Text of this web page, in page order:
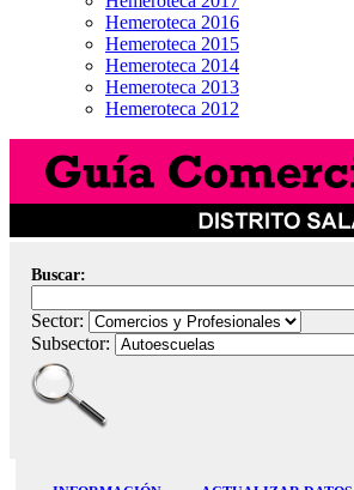
Hemeroteca 2016
Hemeroteca 2015
Hemeroteca 2014
Hemeroteca 2013
Hemeroteca 2012
Buscar:
Sector:
Subsector: